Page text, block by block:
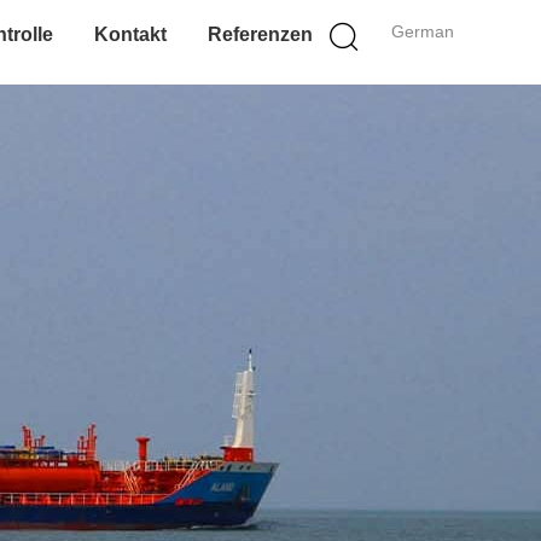
German
Kontakt Referenzen